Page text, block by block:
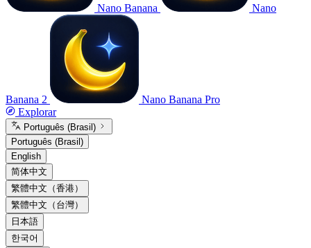
Nano Banana Nano
Banana 2
Nano Banana Pro
Explorar
Português (Brasil)
Português (Brasil)
English
简体中文
繁體中文（香港）
繁體中文（台灣）
日本語
한국어